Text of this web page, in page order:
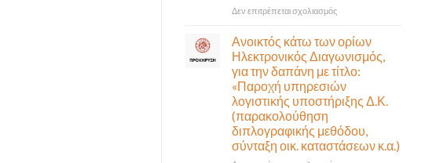
&
τηλεδιάσκεψη
(μικτή
συνεδρίαση),
την
Πέμπτη
06
Αυγούστου
&
ώρα
1ου
Δημοτικού
Καλλιθέας
Δεν επιτρέπεται σχολιασμόςστο
προκήρυξης
διαγωνισμού
για
την
εκμίσθωση
του
κυλικείου
του
Ανοικτός κάτω των ορίων
Ηλεκτρονικός Διαγωνισμός,
για την δαπάνη με τίτλο:
«Παροχή υπηρεσιών
λογιστικής υποστήριξης Δ.Κ.
(παρακολούθηση
διπλογραφικής μεθόδου,
σύνταξη οικ. καταστάσεων κ.α.)